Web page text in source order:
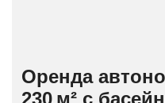
Оренда
230 м² с